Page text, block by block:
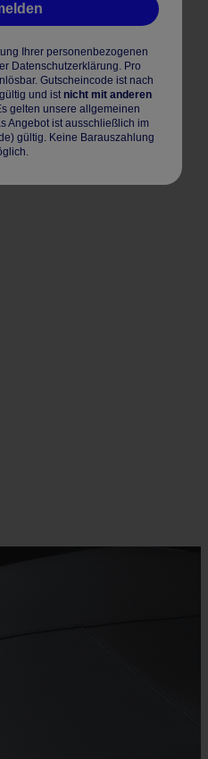
Ihrer personenbezogenen
Datenschutzerklärung. Pro
Gutscheincode ist nach
und ist nicht mit anderen
gelten unsere allgemeinen
Angebot ist ausschließlich im
gültig. Keine Barauszahlung